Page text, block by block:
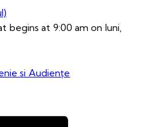
at 9:00 am on luni,
si Audiențe